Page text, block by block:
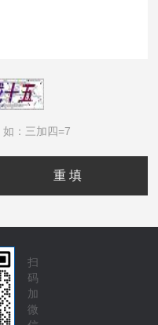
：三加四=7
扫
码
加
微